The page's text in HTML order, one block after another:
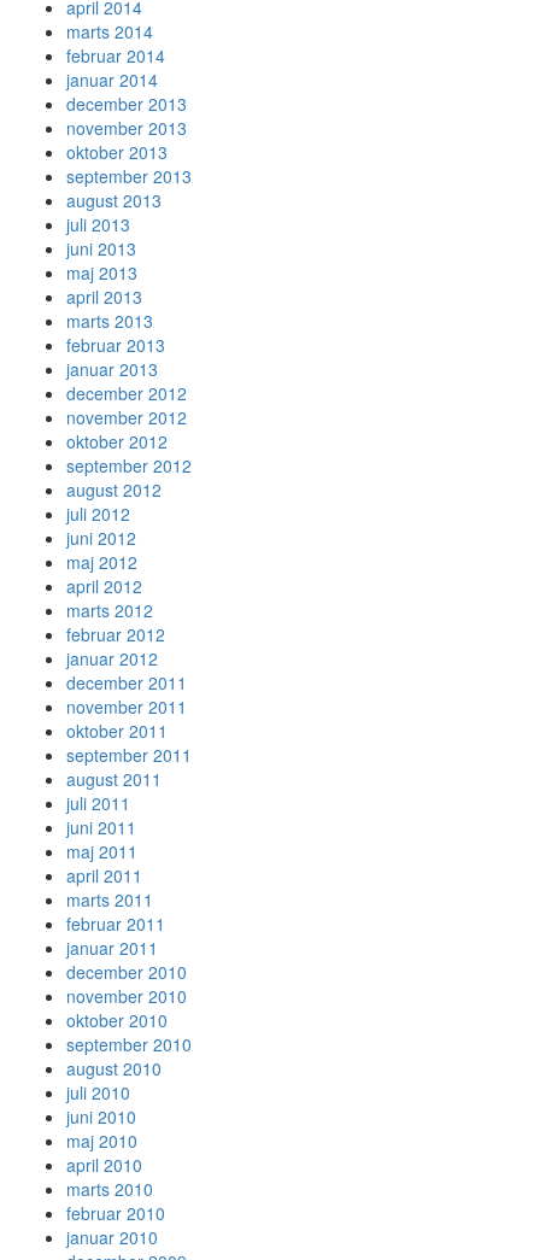
april 2014
marts 2014
februar 2014
januar 2014
december 2013
november 2013
oktober 2013
september 2013
august 2013
juli 2013
juni 2013
maj 2013
april 2013
marts 2013
februar 2013
januar 2013
december 2012
november 2012
oktober 2012
september 2012
august 2012
juli 2012
juni 2012
maj 2012
april 2012
marts 2012
februar 2012
januar 2012
december 2011
november 2011
oktober 2011
september 2011
august 2011
juli 2011
juni 2011
maj 2011
april 2011
marts 2011
februar 2011
januar 2011
december 2010
november 2010
oktober 2010
september 2010
august 2010
juli 2010
juni 2010
maj 2010
april 2010
marts 2010
februar 2010
januar 2010